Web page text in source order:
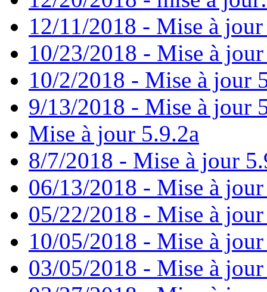
12/11/2018 - Mise à
10/23/2018 - Mise à
10/2/2018 - Mise à jour
9/13/2018 - Mise à jour
Mise à jour 5.9.2a
8/7/2018 - Mise à jour
06/13/2018 - Mise à
05/22/2018 - Mise à
10/05/2018 - Mise à
03/05/2018 - Mise à